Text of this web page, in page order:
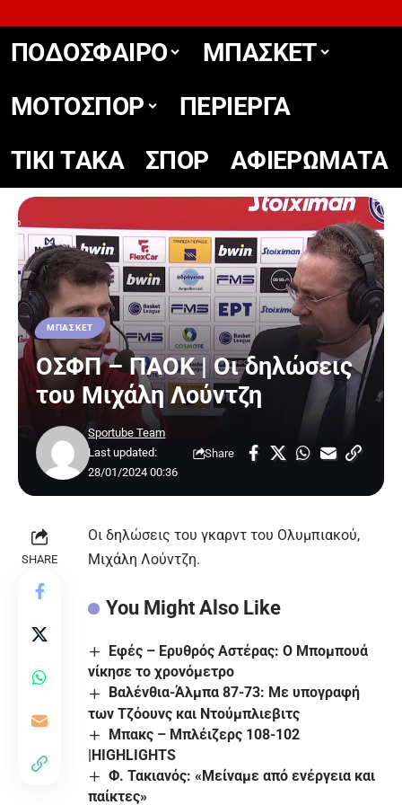
ΠΟΔΟΣΦΑΙΡΟ
ΜΠΑΣΚΕΤ
ΜΟΤΟΣΠΟΡ
ΠΕΡΙΕΡΓΑ
TIKΙ TΑΚΑ
ΣΠΟΡ ΑΦΙΕΡΩΜΑΤΑ
ΜΠΑΣΚΕΤ
ΟΣΦΠ – ΠΑΟΚ | Οι δηλώσεις
του Μιχάλη Λούντζη
Last updated:
28/01/2024 00:36
Sportube Team
Share
SHARE
Οι δηλώσεις του γκαρντ του Ολυμπιακού,
Μιχάλη Λούντζη.
You Might Also Like
Εφές – Ερυθρός Αστέρας: Ο Μπομπουά
νίκησε το χρονόμετρο
Βαλένθια-Άλμπα 87-73: Με υπογραφή
των Τζόουνς και Ντούμπλιεβιτς
Μπακς – Μπλέιζερς 108-102
|HIGHLIGHTS
Φ. Τακιανός: «Μείναμε από ενέργεια και
παίκτες»